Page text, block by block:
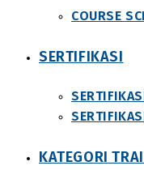
COURSE
SERTIFIKASI
KATEGORI